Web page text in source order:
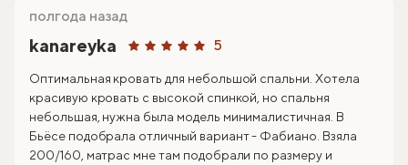
kanareyka 5
полгода назад
Оптимальная кровать для небольшой спальни. Хотела
красивую кровать с высокой спинкой, но спальня
небольшая, нужна была модель минималистичная. В
Бьёсе подобрала отличный вариант - Фабиано. Взяла
200/160, матрас мне там подобрали по размеру и